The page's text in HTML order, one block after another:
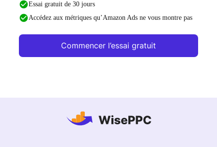
Essai gratuit de 30 jours
Accédez aux métriques qu’Amazon Ads ne vous montre pas
Commencer l’essai gratuit